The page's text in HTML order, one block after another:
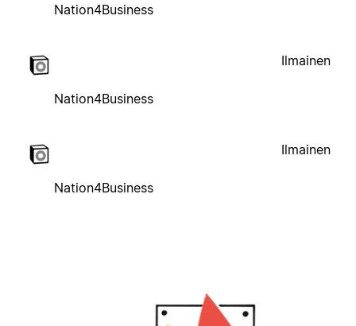
Nation4Business
Nation4Business
Ilmainen
Nation4Business
Ilmainen